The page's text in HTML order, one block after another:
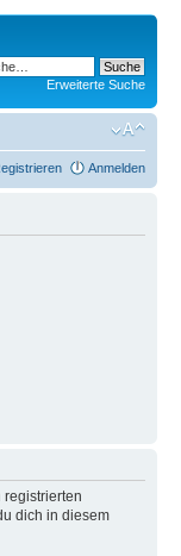
Erweiterte Suche
Anmelden
registrierten
dich in diesem